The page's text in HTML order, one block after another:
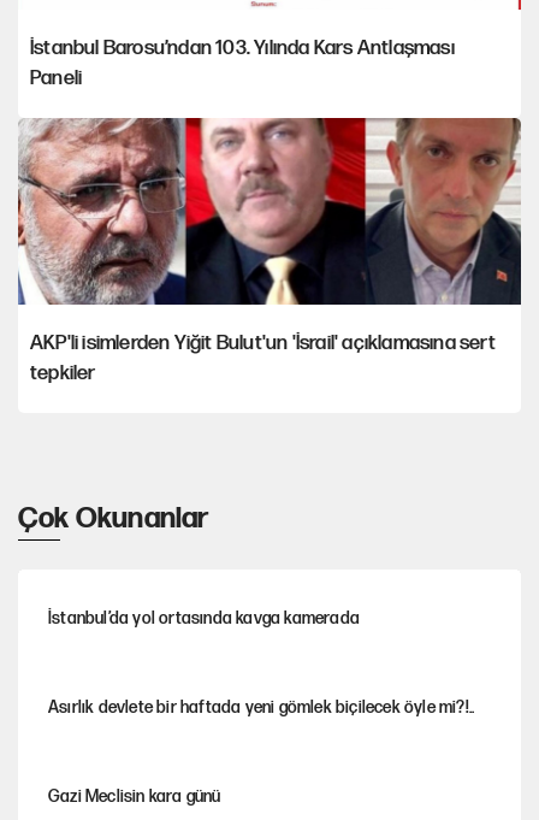
İstanbul Barosu’ndan 103. Yılında Kars Antlaşması
Paneli
AKP'li isimlerden Yiğit Bulut'un 'İsrail' açıklamasına sert
tepkiler
Çok Okunanlar
İstanbul’da yol ortasında kavga kamerada
Asırlık devlete bir haftada yeni gömlek biçilecek öyle mi?!..
Gazi Meclisin kara günü